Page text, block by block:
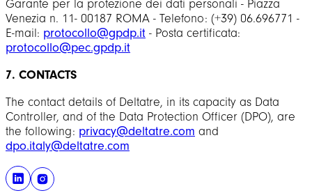
Garante per la protezione dei dati personali - Piazza
Venezia n. 11- 00187 ROMA - Telefono: (+39) 06.696771 -
E-mail: protocollo@gpdp.it - Posta certificata:
protocollo@pec.gpdp.it
7. CONTACTS
The contact details of Deltatre, in its capacity as Data
Controller, and of the Data Protection Officer (DPO), are
the following: privacy@deltatre.com and
dpo.italy@deltatre.com